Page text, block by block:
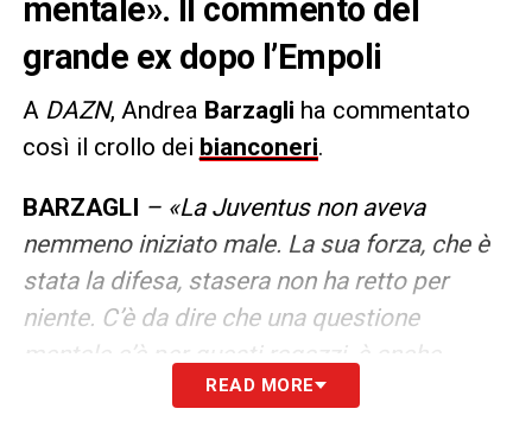
mentale». Il commento del
grande ex dopo l’Empoli
A DAZN, Andrea Barzagli ha commentato
così il crollo dei bianconeri.
BARZAGLI – «La Juventus non aveva
nemmeno iniziato male. La sua forza, che è
stata la difesa, stasera non ha retto per
niente. C’è da dire che una questione
mentale c’è per questi ragazzi, è anche
normale. La partita è stata brutta».
READ MORE